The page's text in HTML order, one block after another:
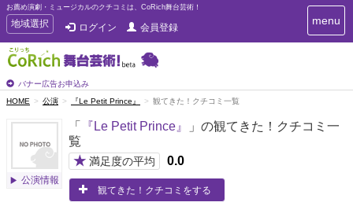
お薦め演劇・ミュージカルのクチコミは、CoRich舞台芸術！
T
o
g
g
e
n
a
t
地域選択 ログイン 会員登録
バナー広告お申込み
T
o
a
menu
HOME 公演 『Le Petit Prince』 観てきた！クチコミ一覧
公演情報
「 『Le Petit Prince』
」の観てきた！クチコミ一
覧
★ 満足度の平均 0.0
観てきた！クチコミをする